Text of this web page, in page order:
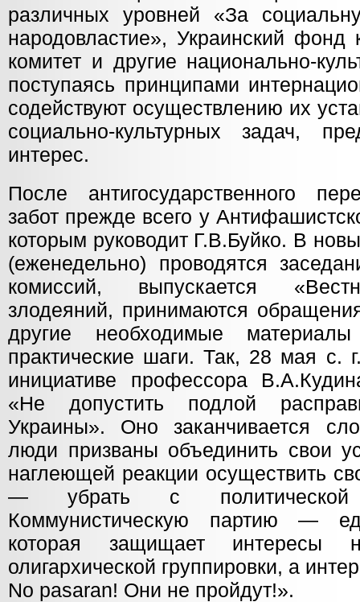
различных уровней «За
народовластие», Украинский фонд
комитет и другие национально-
поступаясь принципами
содействуют осуществлению их
социально-культурных задач,
интерес.
После антигосударственного
забот прежде всего у
которым руководит Г.В.Буйко. В
(еженедельно) проводятся
комиссий, выпускается
злодеяний, принимаются
другие необходимые
практические шаги. Так, 28 мая с.
инициативе профессора
«Не допустить подлой
Украины». Оно заканчивается
люди призваны объединить свои
наглеющей реакции осуществить
— убрать с
Коммунистическую партию —
которая защищает
олигархической группировки, а
No pasaran! Они не пройдут!».